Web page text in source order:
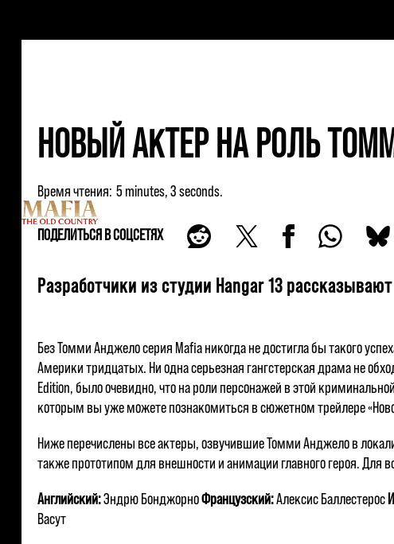
НОВЫЙ АКТЕР НА РОЛЬ
Время чтения 5 minutes, 3 seconds
ПОДЕЛИТЬСЯ В СОЦСЕТЯХ
Разработчики из студии Hangar 13
Без Томми Анджело серия Mafia никогда не достигла бы такого
Америки тридцатых. Ни одна серьезная гангстерская драма не
Edition, было очевидно, что на роли персонажей в этой
которым вы уже можете познакомиться в сюжетном трейлере
Ниже перечислены все актеры, озвучившие Томми Анджело в
также прототипом для внешности и анимации главного героя. Для
Английский:Эндрю БонджорноФранцузский:Алексис Баллестерос
Васут